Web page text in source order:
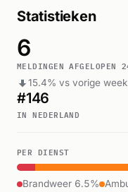
Statistieken
6
MELDINGEN AFGELOPEN
15.4% vs vorige week
#146
IN NEDERLAND
PER DIENST
Brandweer 6.5%